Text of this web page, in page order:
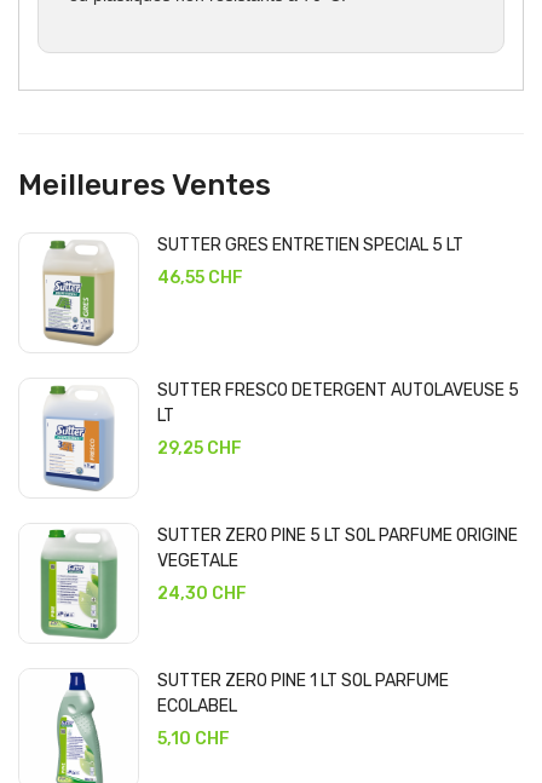
Meilleures Ventes
SUTTER GRES ENTRETIEN SPECIAL 5 LT
46,55 CHF
SUTTER FRESCO DETERGENT AUTOLAVEUSE 5
LT
29,25 CHF
SUTTER ZERO PINE 5 LT SOL PARFUME ORIGINE
VEGETALE
24,30 CHF
SUTTER ZERO PINE 1 LT SOL PARFUME
ECOLABEL
5,10 CHF